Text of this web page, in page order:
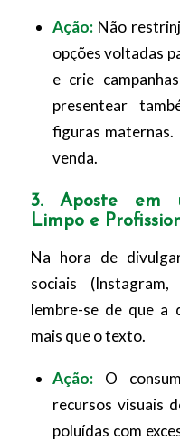
Ação:Não
opções voltadas
e crie
presentear
figuras maternas.
venda.
3. Aposte em
Limpo e
Na hora de
sociais
lembre-se de que a
mais que o texto.
Ação:O
recursos visuais
poluídas com